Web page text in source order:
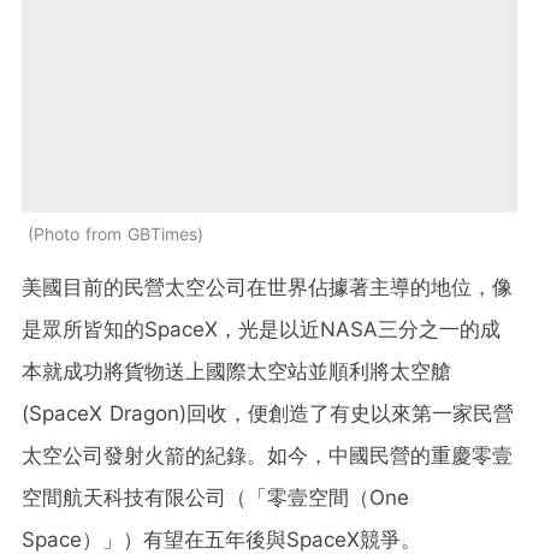
Photo from GBTimes
美國目前的民營太空公司在世界佔據著主導的地位，像
是眾所皆知的SpaceX，光是以近NASA三分之一的成
本就成功將貨物送上國際太空站並順利將太空艙
(SpaceX Dragon)回收，便創造了有史以來第一家民營
太空公司發射火箭的紀錄。如今，中國民營的重慶零壹
空間航天科技有限公司（「零壹空間（One
Space）」）有望在五年後與SpaceX競爭。